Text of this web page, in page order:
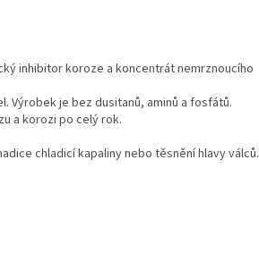
inhibitor koroze a koncentrát nemrznoucího
Výrobek je bez dusitanů, aminů a fosfátů.
a korozi po celý rok.
chladicí kapaliny nebo těsnění hlavy válců.